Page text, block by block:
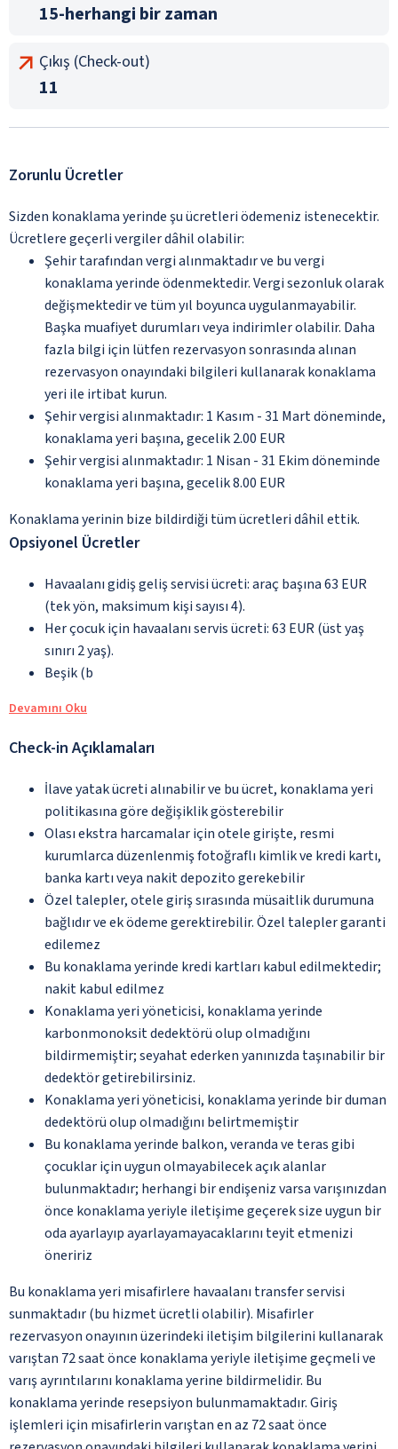
15-herhangi bir zaman
Çıkış (Check-out)
11
Zorunlu Ücretler
Sizden konaklama yerinde şu ücretleri ödemeniz istenecektir.
Ücretlere geçerli vergiler dâhil olabilir:
Şehir tarafından vergi alınmaktadır ve bu vergi
konaklama yerinde ödenmektedir. Vergi sezonluk olarak
değişmektedir ve tüm yıl boyunca uygulanmayabilir.
Başka muafiyet durumları veya indirimler olabilir. Daha
fazla bilgi için lütfen rezervasyon sonrasında alınan
rezervasyon onayındaki bilgileri kullanarak konaklama
yeri ile irtibat kurun.
Şehir vergisi alınmaktadır: 1 Kasım - 31 Mart döneminde,
konaklama yeri başına, gecelik 2.00 EUR
Şehir vergisi alınmaktadır: 1 Nisan - 31 Ekim döneminde
konaklama yeri başına, gecelik 8.00 EUR
Konaklama yerinin bize bildirdiği tüm ücretleri dâhil ettik.
Opsiyonel Ücretler
Havaalanı gidiş geliş servisi ücreti: araç başına 63 EUR
(tek yön, maksimum kişi sayısı 4).
Her çocuk için havaalanı servis ücreti: 63 EUR (üst yaş
sınırı 2 yaş).
Beşik (b
Devamını Oku
Check-in Açıklamaları
İlave yatak ücreti alınabilir ve bu ücret, konaklama yeri
politikasına göre değişiklik gösterebilir
Olası ekstra harcamalar için otele girişte, resmi
kurumlarca düzenlenmiş fotoğraflı kimlik ve kredi kartı,
banka kartı veya nakit depozito gerekebilir
Özel talepler, otele giriş sırasında müsaitlik durumuna
bağlıdır ve ek ödeme gerektirebilir. Özel talepler garanti
edilemez
Bu konaklama yerinde kredi kartları kabul edilmektedir;
nakit kabul edilmez
Konaklama yeri yöneticisi, konaklama yerinde
karbonmonoksit dedektörü olup olmadığını
bildirmemiştir; seyahat ederken yanınızda taşınabilir bir
dedektör getirebilirsiniz.
Konaklama yeri yöneticisi, konaklama yerinde bir duman
dedektörü olup olmadığını belirtmemiştir
Bu konaklama yerinde balkon, veranda ve teras gibi
çocuklar için uygun olmayabilecek açık alanlar
bulunmaktadır; herhangi bir endişeniz varsa varışınızdan
önce konaklama yeriyle iletişime geçerek size uygun bir
oda ayarlayıp ayarlayamayacaklarını teyit etmenizi
öneririz
Bu konaklama yeri misafirlere havaalanı transfer servisi
sunmaktadır (bu hizmet ücretli olabilir). Misafirler
rezervasyon onayının üzerindeki iletişim bilgilerini kullanarak
varıştan 72 saat önce konaklama yeriyle iletişime geçmeli ve
varış ayrıntılarını konaklama yerine bildirmelidir. Bu
konaklama yerinde resepsiyon bulunmamaktadır. Giriş
işlemleri için misafirlerin varıştan en az 72 saat önce